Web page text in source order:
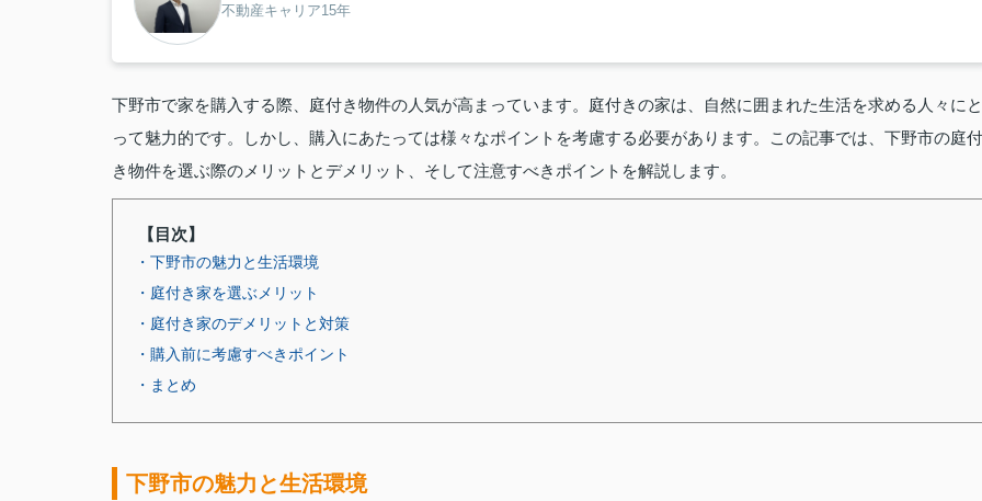
不動産キャリア15年
下野市で家を購入する際、庭付き物件の人気が高まっています。庭付きの家は、自然に囲まれた生活を求める人々にと
って魅力的です。しかし、購入にあたっては様々なポイントを考慮する必要があります。この記事では、下野市の庭付
き物件を選ぶ際のメリットとデメリット、そして注意すべきポイントを解説します。
【目次】
・下野市の魅力と生活環境
・庭付き家を選ぶメリット
・庭付き家のデメリットと対策
・購入前に考慮すべきポイント
・まとめ
下野市の魅力と生活環境